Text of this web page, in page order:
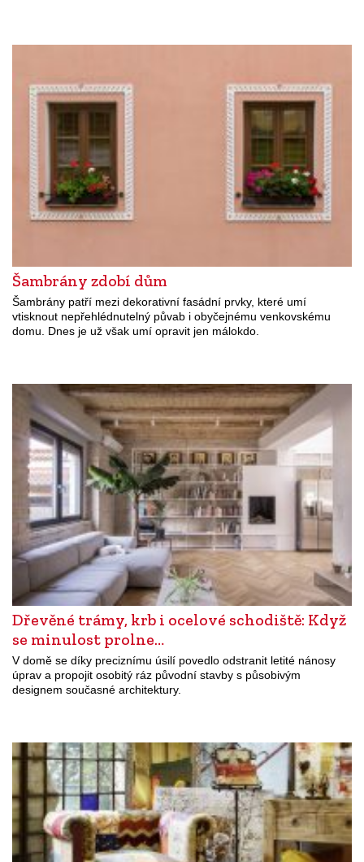
Šambrány zdobí dům
Šambrány patří mezi dekorativní fasádní prvky, které umí
vtisknout nepřehlédnutelný půvab i obyčejnému venkovskému
domu. Dnes je už však umí opravit jen málokdo.
Dřevěné trámy, krb i ocelové schodiště: Když
se minulost prolne…
V domě se díky preciznímu úsilí povedlo odstranit letité nánosy
úprav a propojit osobitý ráz původní stavby s působivým
designem současné architektury.